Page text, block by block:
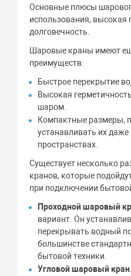
Основные плюсы
использования, высокая
долговечность.
Шаровые краны имеют
преимуществ:
Быстрое перекрытие
Высокая
шаром.
Компактные размеры,
устанавливать их
пространствах.
Существует несколько
кранов, которые
при подключении
Проходной шаровый
вариант. Он
перекрывать водный
большинстве
бытовой техники.
Угловой шаровый кран.